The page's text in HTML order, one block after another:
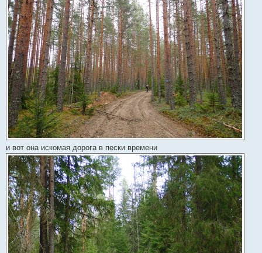
и вот она искомая дорога в пески времени